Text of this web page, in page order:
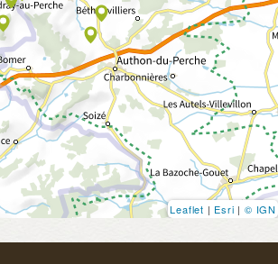
Leaflet | Esri | © IGN